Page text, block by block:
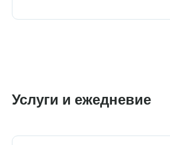
Услуги и ежедневие